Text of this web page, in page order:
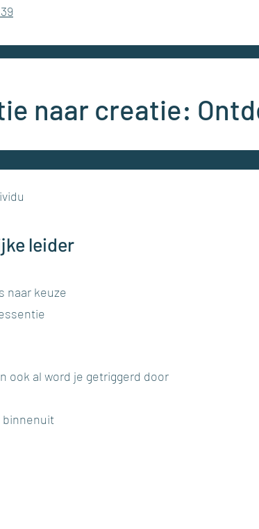
naar creatie:
leider
naar keuze
ook al word je getriggerd door
binnenuit